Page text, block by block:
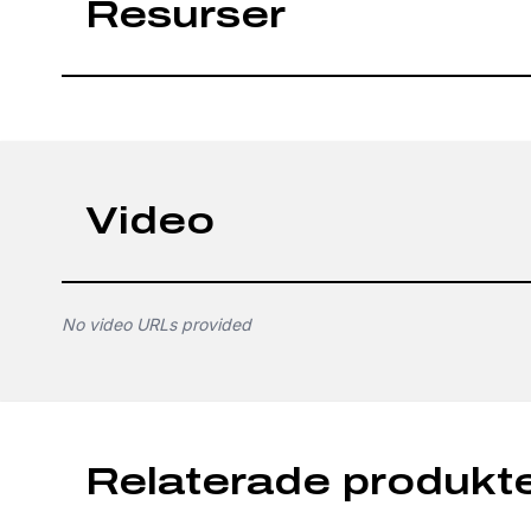
Resurser
Video
No video URLs provided
Relaterade